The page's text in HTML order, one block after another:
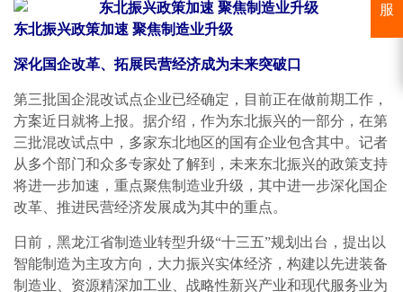
东北振兴政策加速 聚焦制造业升级
深化国企改革、拓展民营经济成为未来突破口
第三批国企混改试点企业已经确定，目前正在做前期工作，
方案近日就将上报。据介绍，作为东北振兴的一部分，在第
三批混改试点中，多家东北地区的国有企业包含其中。记者
从多个部门和众多专家处了解到，未来东北振兴的政策支持
将进一步加速，重点聚焦制造业升级，其中进一步深化国企
改革、推进民营经济发展成为其中的重点。
日前，黑龙江省制造业转型升级“十三五”规划出台，提出以
智能制造为主攻方向，大力振兴实体经济，构建以先进装备
制造业、资源精深加工业、战略性新兴产业和现代服务业为
服